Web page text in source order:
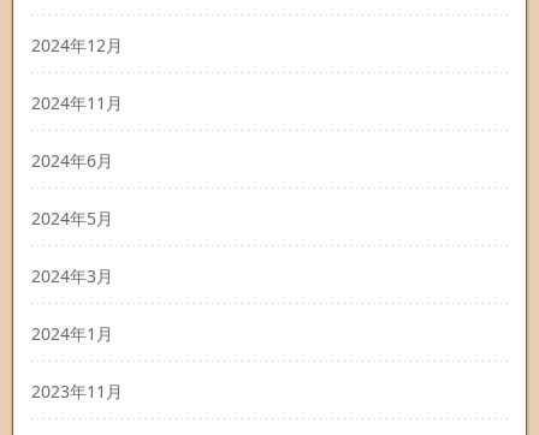
2024年12月
2024年11月
2024年6月
2024年5月
2024年3月
2024年1月
2023年11月